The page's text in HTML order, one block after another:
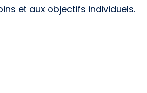
et aux objectifs individuels.